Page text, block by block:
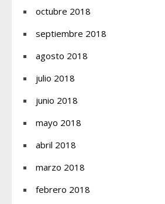
octubre 2018
septiembre 2018
agosto 2018
julio 2018
junio 2018
mayo 2018
abril 2018
marzo 2018
febrero 2018